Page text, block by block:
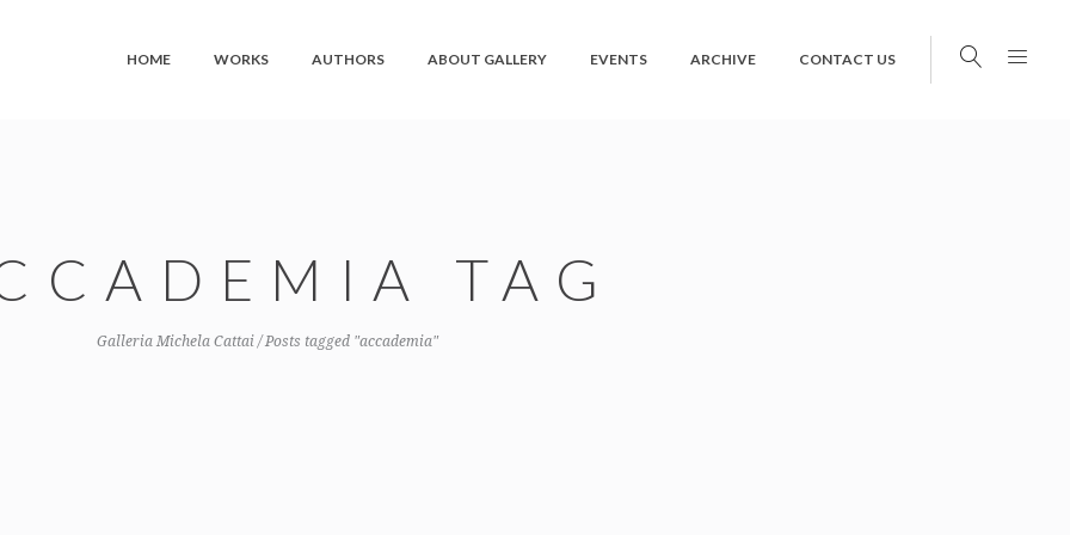
HOME WORKS AUTHORS ABOUT GALLERY EVENTS ARCHIVE CONTACT US
TAG
Galleria Michela Cattai /Posts tagged "accademia"